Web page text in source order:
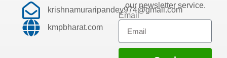
krishnamuraripandey974@gmail.com
kmpbharat.com
our newsletter service.
Email